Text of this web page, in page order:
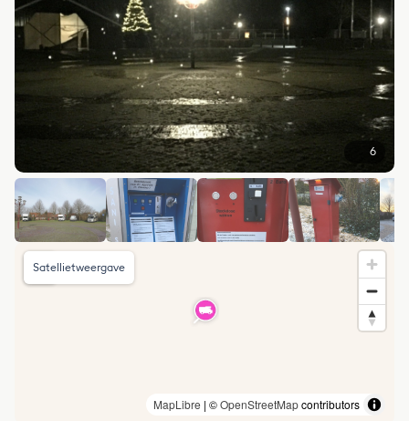
6
MapLibre | ©OpenStreetMapcontributors
Satellietweergave